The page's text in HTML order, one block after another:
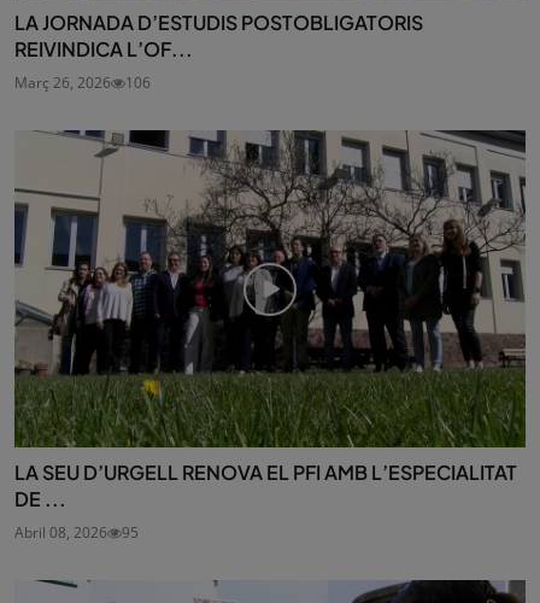
LA JORNADA D’ESTUDIS POSTOBLIGATORIS
REIVINDICA L’OF...
Març 26, 2026 106
LA SEU D’URGELL RENOVA EL PFI AMB L’ESPECIALITAT
DE ...
Abril 08, 2026 95